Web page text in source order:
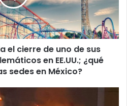
el cierre de uno de sus
en EE.UU.; ¿qué
sedes en México?